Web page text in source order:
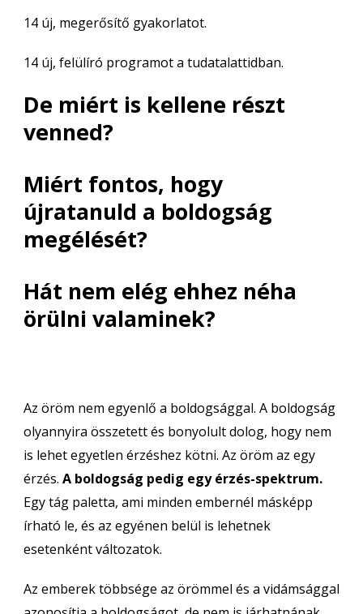
14 új, megerősítő gyakorlatot.
14 új, felülíró programot a tudatalattidban.
De miért is kellene részt
venned?
Miért fontos, hogy
újratanuld a boldogság
megélését?
Hát nem elég ehhez néha
örülni valaminek?
Az öröm nem egyenlő a boldogsággal. A boldogság
olyannyira összetett és bonyolult dolog, hogy nem
is lehet egyetlen érzéshez kötni. Az öröm az egy
érzés. A boldogság pedig egy érzés-spektrum.
Egy tág paletta, ami minden embernél másképp
írható le, és az egyénen belül is lehetnek
esetenként változatok.
Az emberek többsége az örömmel és a vidámsággal